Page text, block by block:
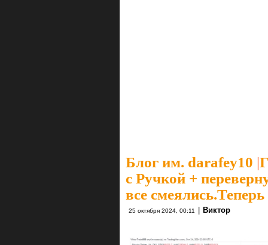
Блог им. darafey10 |
с Ручкой +
все
25 октября 2024, 00:11 Виктор